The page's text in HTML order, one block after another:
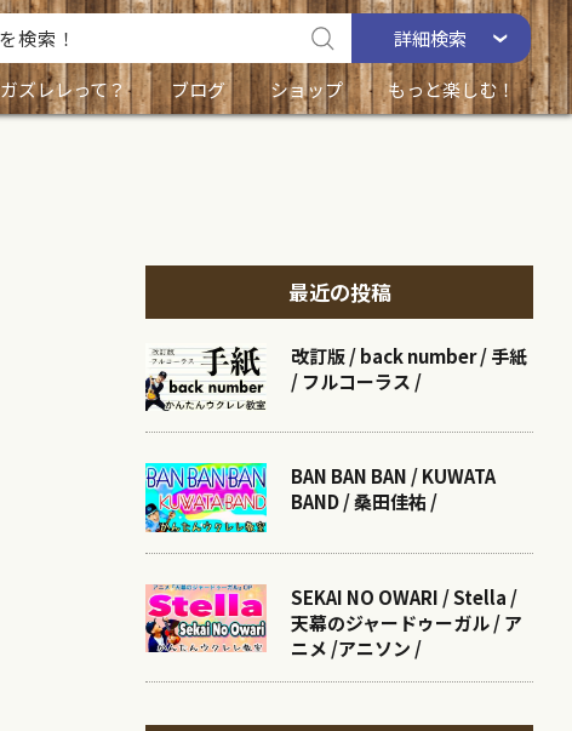
詳細検索
ガズレレって？ ブログ ショップ もっと楽しむ！
最近の投稿
改訂版 / back number / 手紙
/ フルコーラス /
BAN BAN BAN / KUWATA
BAND / 桑田佳祐 /
SEKAI NO OWARI / Stella /
天幕のジャードゥーガル / ア
ニメ /アニソン /